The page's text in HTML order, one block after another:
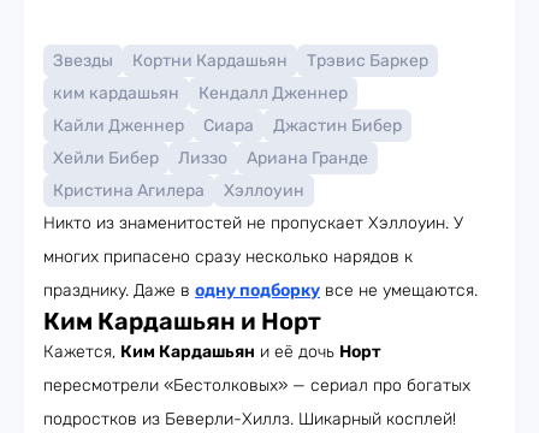
Звезды Кортни Кардашьян
Трэвис Баркер
ким кардашьян
Кендалл Дженнер
Кайли Дженнер
Сиара
Джастин Бибер
Хейли Бибер
Лиззо
Ариана Гранде
Кристина Агилера
Хэллоуин
Никто из знаменитостей не пропускает Хэллоуин. У
многих припасено сразу несколько нарядов к
празднику. Даже в одну подборку все не умещаются.
Ким Кардашьян и Норт
Кажется, Ким Кардашьян и её дочь Норт
пересмотрели «Бестолковых» — сериал про богатых
подростков из Беверли-Хиллз. Шикарный косплей!